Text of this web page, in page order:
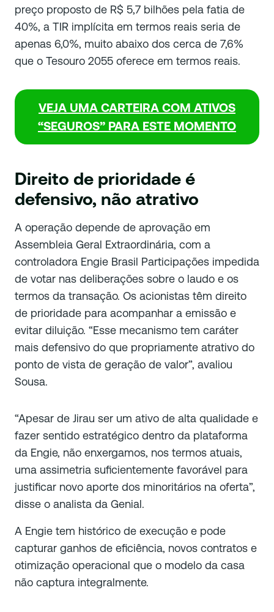
preço proposto de R$ 5,7 bilhões pela fatia de
40%, a TIR implícita em termos reais seria de
apenas 6,0%, muito abaixo dos cerca de 7,6%
que o Tesouro 2055 oferece em termos reais.
VEJA UMA CARTEIRA COM ATIVOS
“SEGUROS” PARA ESTE MOMENTO
Direito de prioridade é
defensivo, não atrativo
A operação depende de aprovação em
Assembleia Geral Extraordinária, com a
controladora Engie Brasil Participações impedida
de votar nas deliberações sobre o laudo e os
termos da transação. Os acionistas têm direito
de prioridade para acompanhar a emissão e
evitar diluição. “Esse mecanismo tem caráter
mais defensivo do que propriamente atrativo do
ponto de vista de geração de valor”, avaliou
Sousa.
“Apesar de Jirau ser um ativo de alta qualidade e
fazer sentido estratégico dentro da plataforma
da Engie, não enxergamos, nos termos atuais,
uma assimetria suficientemente favorável para
justificar novo aporte dos minoritários na oferta”,
disse o analista da Genial.
A Engie tem histórico de execução e pode
capturar ganhos de eficiência, novos contratos e
otimização operacional que o modelo da casa
não captura integralmente.